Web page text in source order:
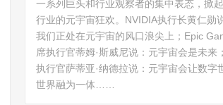
一系列巨头和行业观察者的集中表态，掀
行业的元宇宙狂欢。NVIDIA执行长黄仁勋
我们正处在元宇宙的风口浪尖上；Epic
席执行官蒂姆·斯威尼说：元宇宙会是未来
执行官萨蒂亚·纳德拉说：元宇宙会让数字
世界融为一体……